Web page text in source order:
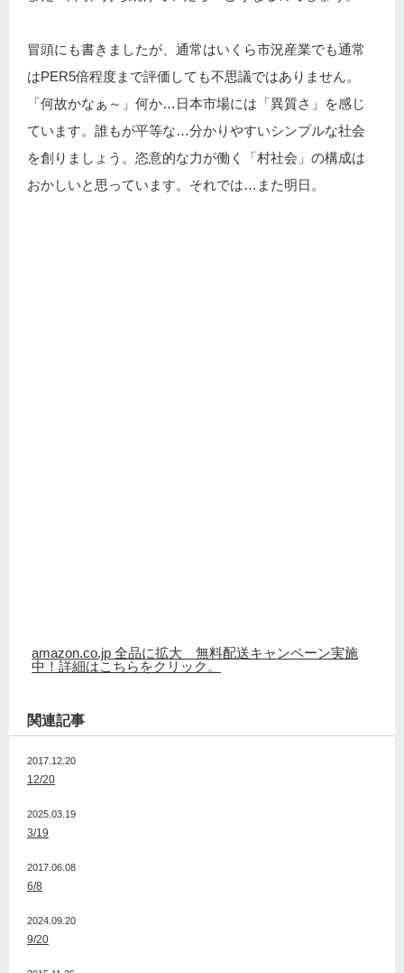
冒頭にも書きましたが、通常はいくら市況産業でも通常
はPER5倍程度まで評価しても不思議ではありません。
「何故かなぁ～」何か…日本市場には「異質さ」を感じ
ています。誰もが平等な…分かりやすいシンプルな社会
を創りましょう。恣意的な力が働く「村社会」の構成は
おかしいと思っています。それでは…また明日。
amazon.co.jp 全品に拡大 無料配送キャンペーン実施
中！詳細はこちらをクリック。
関連記事
2017.12.20
12/20
2025.03.19
3/19
2017.06.08
6/8
2024.09.20
9/20